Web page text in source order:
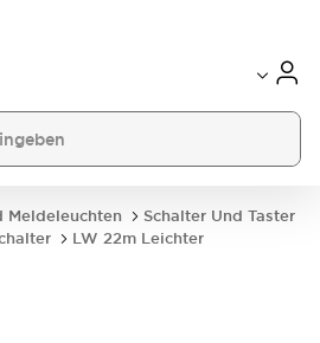
Meldeleuchten
Schalter Und Taster
LW 22m Leichter